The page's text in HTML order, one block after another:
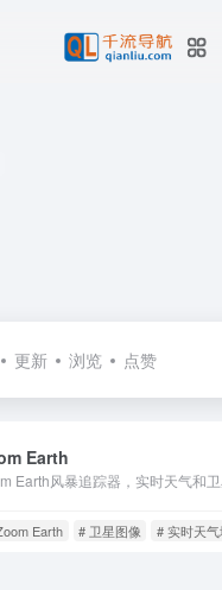
更新 浏览 点赞
Earth
Earth风暴追踪器，实时天气和
Earth # 卫星图像 # 实时天